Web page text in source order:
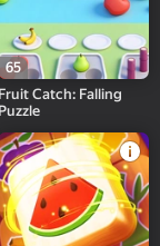
65
Fruit Catch: Falling
Puzzle